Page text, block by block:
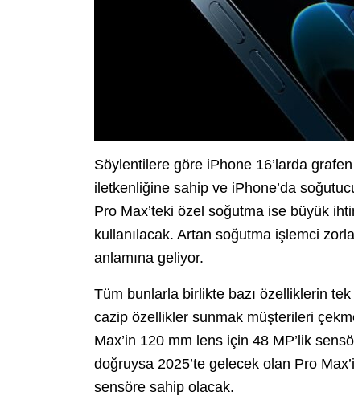
Söylentilere göre iPhone 16’larda
iletkenliğine sahip ve iPhone’da
Pro Max’teki özel soğutma ise büyük
kullanılacak. Artan soğutma işlemci
anlamına geliyor.
Tüm bunlarla birlikte bazı özelliklerin
cazip özellikler sunmak müşterileri
Max’in 120 mm lens için 48 MP’lik
doğruysa 2025’te gelecek olan Pro
sensöre sahip olacak.